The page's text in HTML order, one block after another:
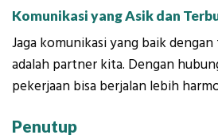
Komunikasi yang Asik dan
Jaga komunikasi yang baik
adalah partner kita. Dengan
pekerjaan bisa berjalan lebih
Penutup